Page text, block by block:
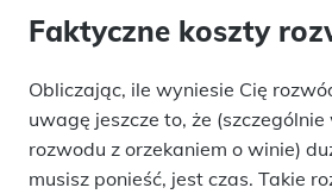
Faktyczne koszty
Obliczając, ile wyniesie Cię
uwagę jeszcze to, że
rozwodu z orzekaniem o winie)
musisz ponieść, jest czas. Takie